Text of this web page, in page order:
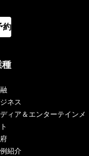
約
ネス
ィア＆エンターテインメ
紹介